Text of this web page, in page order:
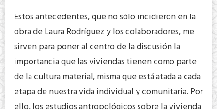
Estos antecedentes, que no sólo incidieron en la
obra de Laura Rodríguez y los colaboradores, me
sirven para poner al centro de la discusión la
importancia que las viviendas tienen como parte
de la cultura material, misma que está atada a cada
etapa de nuestra vida individual y comunitaria. Por